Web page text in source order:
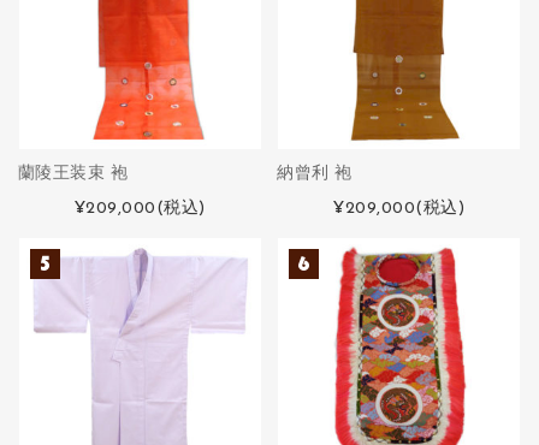
蘭陵王装束 袍
¥209,000 (税込)
納曾利 袍
¥209,000(税込)